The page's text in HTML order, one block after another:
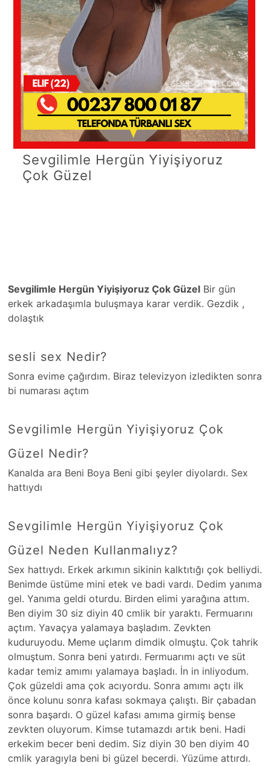
Sevgilimle Hergün Yiyişiyoruz
Çok Güzel
Sevgilimle Hergün Yiyişiyoruz Çok Güzel Bir gün
erkek arkadaşımla buluşmaya karar verdik. Gezdik ,
dolaştık
sesli sex Nedir?
Sonra evime çağırdım. Biraz televizyon izledikten sonra
bi numarası açtım
Sevgilimle Hergün Yiyişiyoruz Çok
Güzel Nedir?
Kanalda ara Beni Boya Beni gibi şeyler diyolardı. Sex
hattıydı
Sevgilimle Hergün Yiyişiyoruz Çok
Güzel Neden Kullanmalıyz?
Sex hattıydı. Erkek arkımın sikinin kalktıtığı çok belliydi.
Benimde üstüme mini etek ve badi vardı. Dedim yanıma
gel. Yanıma geldi oturdu. Birden elimi yarağına attım.
Ben diyim 30 siz diyin 40 cmlik bir yaraktı. Fermuarını
açtım. Yavaçya yalamaya başladım. Zevkten
kuduruyodu. Meme uçlarım dimdik olmuştu. Çok tahrik
olmuştum. Sonra beni yatırdı. Fermuarımı açtı ve süt
kadar temiz amımı yalamaya başladı. İn in inliyodum.
Çok güzeldi ama çok acıyordu. Sonra amımı açtı ilk
önce kolunu sonra kafası sokmaya çalıştı. Bir çabadan
sonra başardı. O güzel kafası amıma girmiş bense
zevkten oluyorum. Kimse tutamazdı artık beni. Hadi
erkekim becer beni dedim. Siz diyin 30 ben diyim 40
cmlik yaragıyla beni bi güzel becerdi. Yüzüme attırdı.